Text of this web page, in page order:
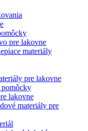
pre lakovne
materiály
pre lakovne
lakovne
materiály pre